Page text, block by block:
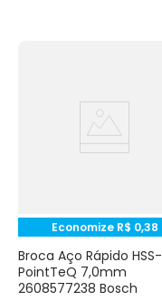
Economize R$ 0,38
Broca Aço Rápido HSS-
PointTeQ 7,0mm
2608577238 Bosch